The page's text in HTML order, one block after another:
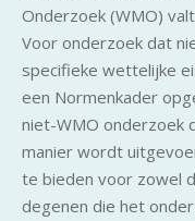
Onderzoek (WMO)
Voor onderzoek dat
specifieke wettelijke
een Normenkader
niet-WMO onderzoek
manier wordt
te bieden voor zowel
degenen die het